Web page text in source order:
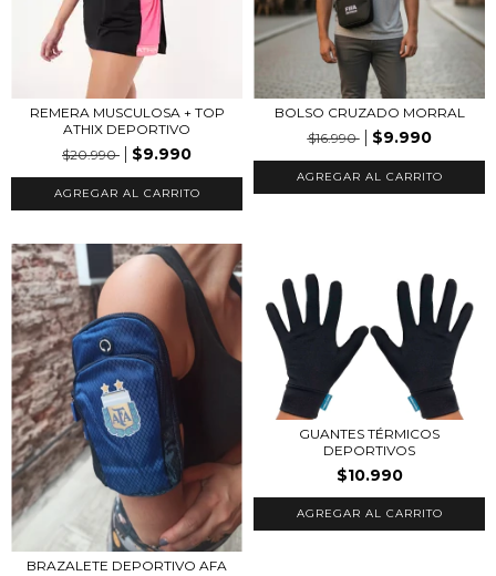
REMERA MUSCULOSA + TOP
ATHIX DEPORTIVO
$20.990
$9.990
AGREGAR AL CARRITO
BOLSO CRUZADO MORRAL
$16.990
$9.990
AGREGAR AL CARRITO
BRAZALETE DEPORTIVO AFA
GUANTES TÉRMICOS
DEPORTIVOS
$10.990
AGREGAR AL CARRITO